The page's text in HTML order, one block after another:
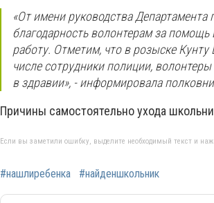
«От имени руководства
благодарность волонтерам за
работу. Отметим, что в розыске Кунту
числе сотрудники полиции,
в здравии», - информировала
Причины самостоятельно ухода
Если вы заметили ошибку, выделите необходимый текст и
#нашлиребенка #найденшкольник